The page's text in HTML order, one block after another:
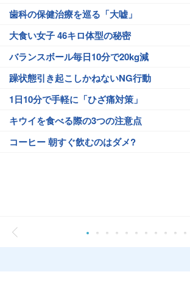
歯科の保健治療を巡る「大嘘」
大食い女子 46キロ体型の秘密
バランスボール毎日10分で20kg減
躁状態引き起こしかねないNG行動
1日10分で手軽に「ひざ痛対策」
キウイを食べる際の3つの注意点
コーヒー 朝すぐ飲むのはダメ?